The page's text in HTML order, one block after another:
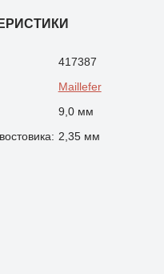
417387
Maillefer
9,0 мм
2,35 мм